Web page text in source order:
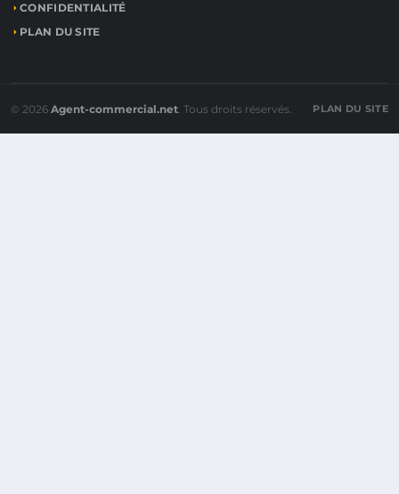
CONFIDENTIALITÉ
PLAN DU SITE
© 2026 Agent-commercial.net. Tous droits réservés. PLAN DU SITE